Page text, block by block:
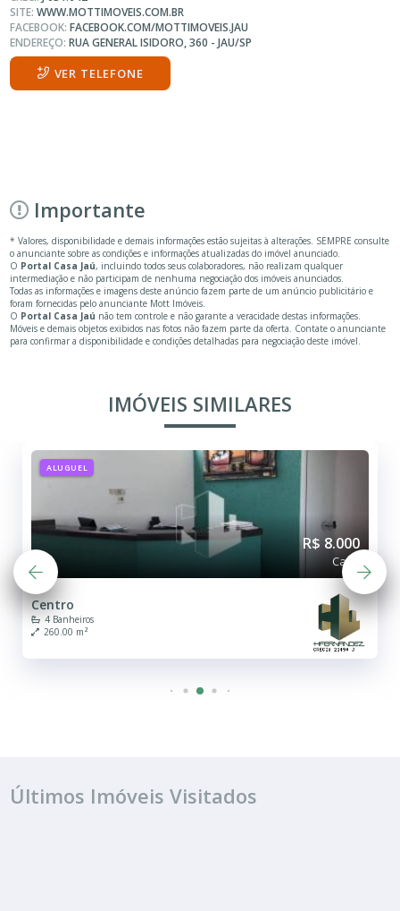
SITE:WWW.MOTTIMOVEIS.COM.BR
FACEBOOK:FACEBOOK.COM/MOTTIMOVEIS.JAU
ENDEREÇO:RUA GENERAL ISIDORO, 360 - JAU/SP
VER TELEFONE
Importante
* Valores, disponibilidade e demais informações estão sujeitas à alterações. SEMPRE consulte
o anunciante sobre as condições e informações atualizadas do imóvel anunciado.
O Portal Casa Jaú, incluindo todos seus colaboradores, não realizam qualquer
intermediação e não participam de nenhuma negociação dos imóveis anunciados.
Todas as informações e imagens deste anúncio fazem parte de um anúncio publicitário e
foram fornecidas pelo anunciante Mott Imóveis.
O Portal Casa Jaú não tem controle e não garante a veracidade destas informações.
Móveis e demais objetos exibidos nas fotos não fazem parte da oferta. Contate o anunciante
para confirmar a disponibilidade e condições detalhadas para negociação deste imóvel.
IMÓVEIS SIMILARES
ALUGUEL
R$ 8.000
Casa
Centro
4 Banheiros
260.00 m²
Últimos Imóveis Visitados